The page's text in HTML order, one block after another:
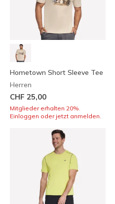
Hometown Short Sleeve Tee
Herren
CHF 25,00
Mitglieder erhalten 20%.
Einloggen oder jetzt anmelden.